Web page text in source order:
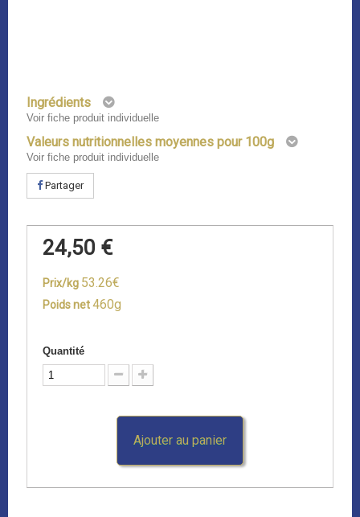
Ingrédients
Voir fiche produit individuelle
Valeurs nutritionnelles moyennes pour 100g
Voir fiche produit individuelle
Partager
24,50 €
Prix/kg 53.26€
Poids net460g
Quantité
Ajouter au panier